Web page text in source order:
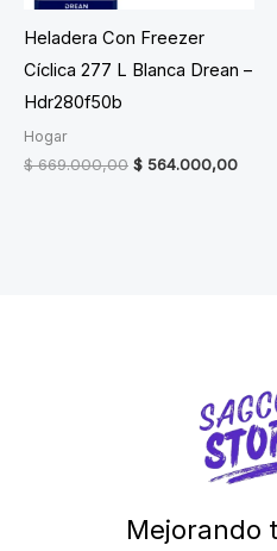
Heladera Con Freezer
Cíclica 277 L Blanca Drean –
Hdr280f50b
Hogar
$669.000,00 Original
$ 564.000,00
Mejorando